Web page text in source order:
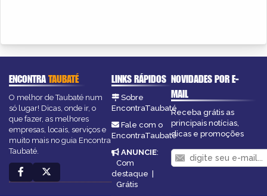
ENCONTRATAUBATÉ
O melhor de Taubaté num
só lugar! Dicas, onde ir, o
que fazer, as melhores
empresas, locais, serviços e
muito mais no guia Encontra
Taubaté.
LINKS RÁPIDOS
Sobre
EncontraTaubaté
Fale com o
EncontraTaubaté
ANUNCIE:
Com
destaque |
Grátis
NOVIDADES POR E-
MAIL
Receba grátis as
principais notícias,
dicas e promoções